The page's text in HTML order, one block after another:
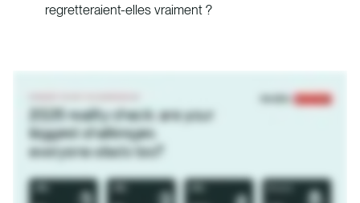
regretteraient-elles vraiment ?